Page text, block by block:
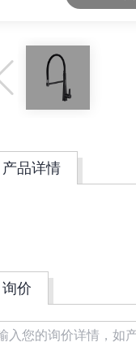
产品详情
询价